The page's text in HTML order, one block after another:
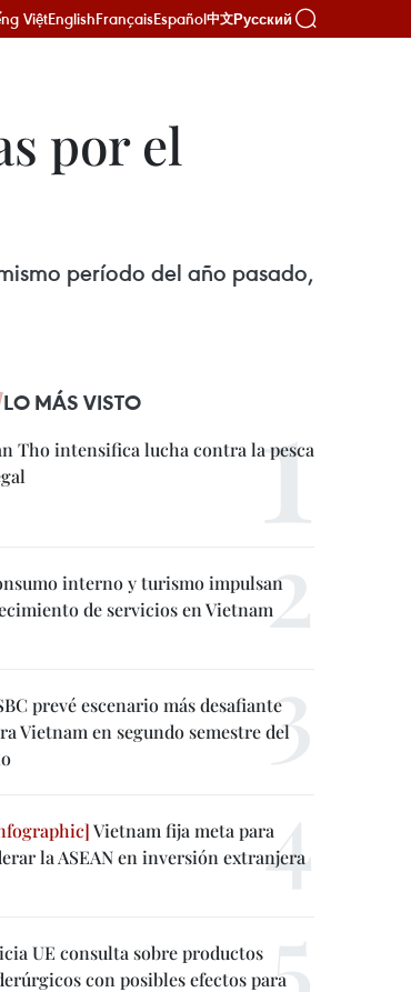
ViệtEnglishFrançaisEspañol中文Русский
por el
período del año pasado,
LO MÁS VISTO
Tho intensifica lucha contra la pesca
interno y turismo impulsan
de servicios en Vietnam
prevé escenario más desafiante
Vietnam en segundo semestre del
Vietnam fija meta para
la ASEAN en inversión extranjera
UE consulta sobre productos
con posibles efectos para